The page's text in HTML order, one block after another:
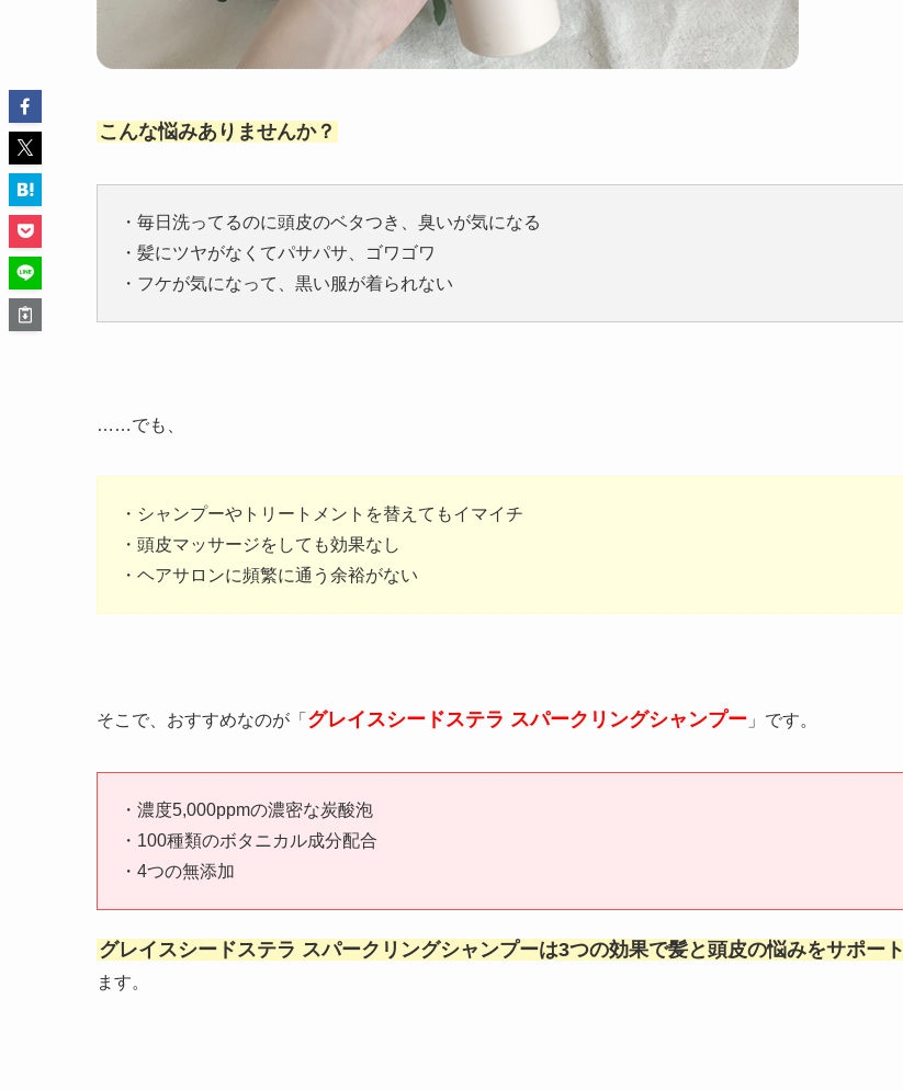
こんな悩みありませんか？
・毎日洗ってるのに頭皮のベタつき、臭いが気になる
・髪にツヤがなくてパサパサ、ゴワゴワ
・フケが気になって、黒い服が着られない
……でも、
・シャンプーやトリートメントを替えてもイマイチ
・頭皮マッサージをしても効果なし
・ヘアサロンに頻繁に通う余裕がない
そこで、おすすめなのが「 グレイスシードステラ スパークリングシャンプー 」です。
・濃度5,000ppmの濃密な炭酸泡
・100種類のボタニカル成分配合
・4つの無添加
グレイスシードステラ スパークリングシャンプーは3つの効果で髪と頭皮の悩みをサポート
ます。